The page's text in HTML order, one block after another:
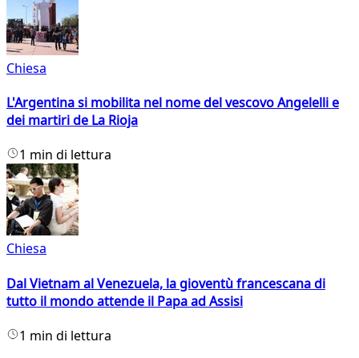
Chiesa
L'Argentina si mobilita nel nome del vescovo Angelelli e
dei martiri de La Rioja
1 min di lettura
Chiesa
Dal Vietnam al Venezuela, la gioventù francescana di
tutto il mondo attende il Papa ad Assisi
1 min di lettura